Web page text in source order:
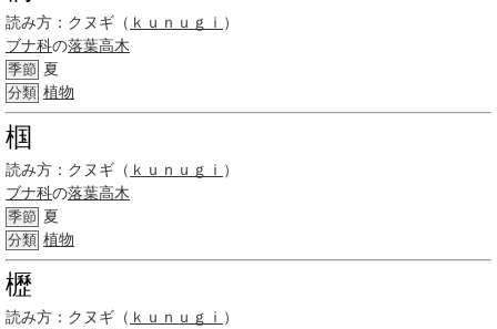
読み方： クヌギ（ ｋｕｎｕｇｉ ）
ブナ科の落葉高木
季節 夏
分類 植物
椢
読み方： クヌギ（ ｋｕｎｕｇｉ ）
ブナ科の落葉高木
季節 夏
分類 植物
櫪
読み方： クヌギ（ ｋｕｎｕｇｉ ）